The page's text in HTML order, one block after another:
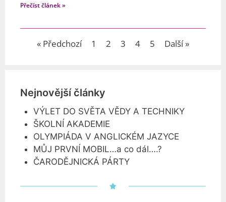
Nejnovější články
VÝLET DO SVĚTA VĚDY A TECHNIKY
ŠKOLNÍ AKADEMIE
OLYMPIÁDA V ANGLICKÉM JAZYCE
MŮJ PRVNÍ MOBIL…a co dál….?
ČARODĚJNICKÁ PÁRTY
Přečíst článek »
« Předchozí 1 2 3 4 5 Další »